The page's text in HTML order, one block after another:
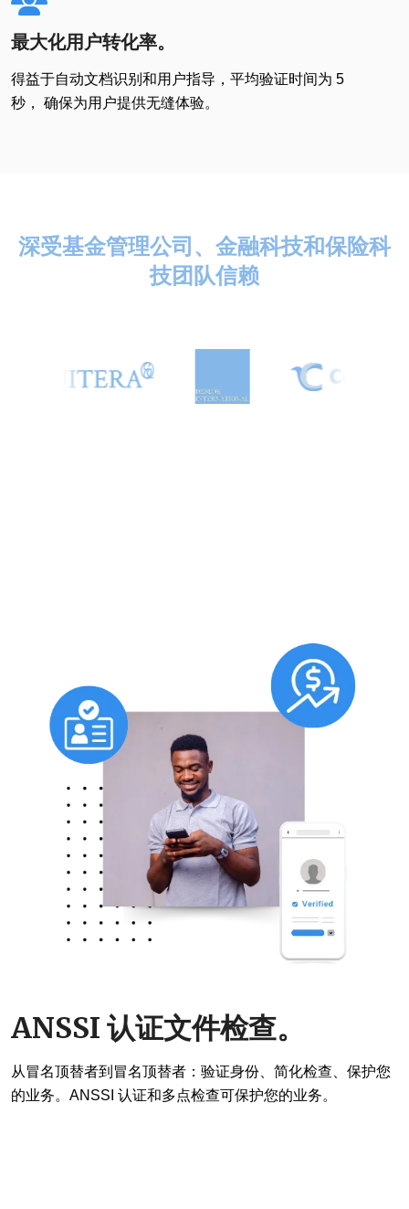
最大化用户转化率。
得益于自动文档识别和用户指导，平均验证时间为 5
秒， 确保为用户提供无缝体验。
深受基金管理公司、金融科技和保险科
技团队信赖
ANSSI 认证文件检查。
从冒名顶替者到冒名顶替者：验证身份、简化检查、保护您
的业务。ANSSI 认证和多点检查可保护您的业务。